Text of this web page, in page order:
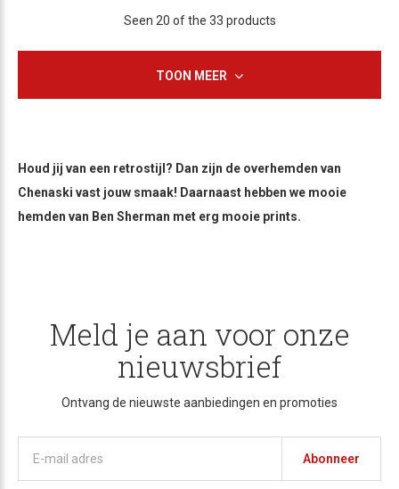
Seen 20 of the 33 products
TOON MEER
Houd jij van een retrostijl? Dan zijn de overhemden van
Chenaski vast jouw smaak! Daarnaast hebben we mooie
hemden van Ben Sherman met erg mooie prints.
Meld je aan voor onze
nieuwsbrief
Ontvang de nieuwste aanbiedingen en promoties
Abonneer